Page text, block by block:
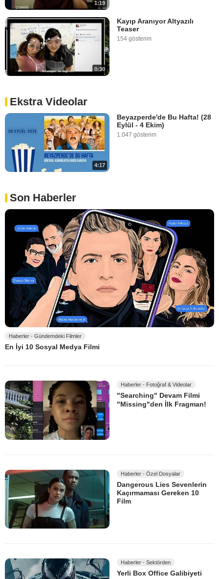
1:19
0:30
Kayıp Aranıyor Altyazılı
Teaser
154 gösterim
Ekstra Videolar
4:17
Beyazperde'de Bu Hafta! (28
Eylül - 4 Ekim)
1.047 gösterim
Son Haberler
Haberler - Gündemdeki Filmler
En İyi 10 Sosyal Medya Filmi
Haberler - Fotoğraf & Videolar
"Searching" Devam Filmi
"Missing"den İlk Fragman!
Haberler - Özel Dosyalar
Dangerous Lies Sevenlerin
Kaçırmaması Gereken 10
Film
Haberler - Sektörden
Yerli Box Office Galibiyeti